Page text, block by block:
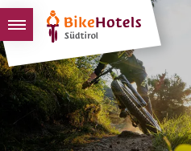
BIKEHOTELS
HOTELS & PAKETE
TOUREN & REVIERE